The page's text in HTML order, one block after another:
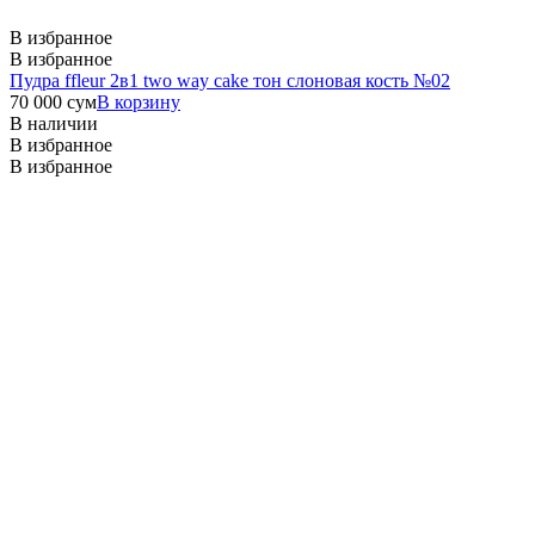
В избранное
В избранное
Пудра ffleur 2в1 two way cake тон слоновая кость №02
70 000 сумВ корзину
В наличии
В избранное
В избранное